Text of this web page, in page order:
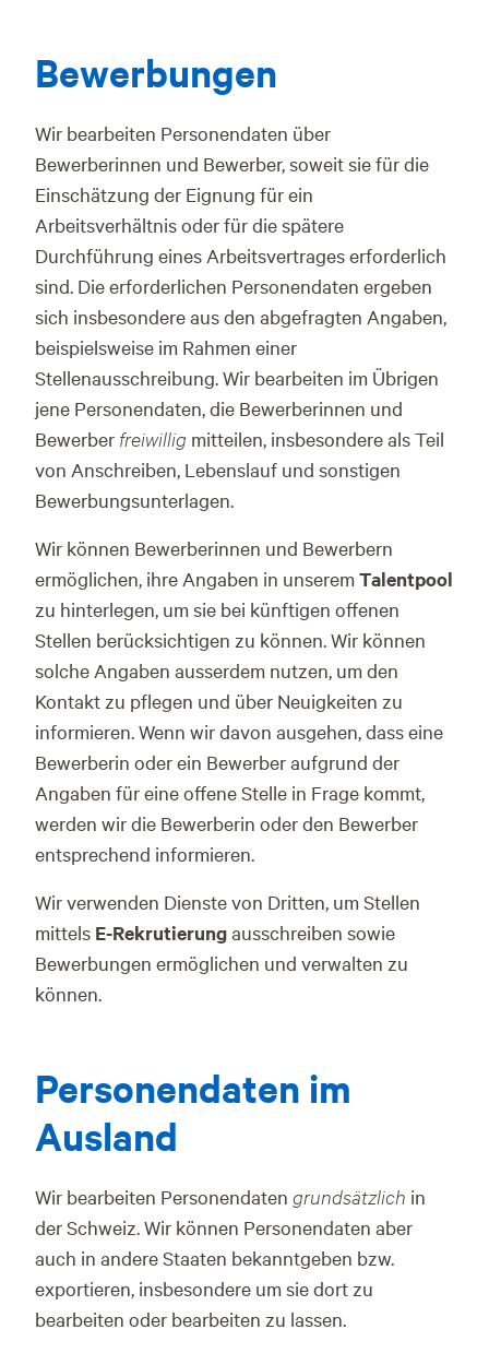
Bewerbungen
Wir bearbeiten Personendaten über
Bewerberinnen und Bewerber, soweit sie für die
Einschätzung der Eignung für ein
Arbeitsverhältnis oder für die spätere
Durchführung eines Arbeitsvertrages erforderlich
sind. Die erforderlichen Personendaten ergeben
sich insbesondere aus den abgefragten Angaben,
beispielsweise im Rahmen einer
Stellenausschreibung. Wir bearbeiten im Übrigen
jene Personendaten, die Bewerberinnen und
Bewerber freiwillig mitteilen, insbesondere als Teil
von Anschreiben, Lebenslauf und sonstigen
Bewerbungsunterlagen.
Wir können Bewerberinnen und Bewerbern
ermöglichen, ihre Angaben in unseremTalentpool
zu hinterlegen, um sie bei künftigen offenen
Stellen berücksichtigen zu können. Wir können
solche Angaben ausserdem nutzen, um den
Kontakt zu pflegen und über Neuigkeiten zu
informieren. Wenn wir davon ausgehen, dass eine
Bewerberin oder ein Bewerber aufgrund der
Angaben für eine offene Stelle in Frage kommt,
werden wir die Bewerberin oder den Bewerber
entsprechend informieren.
Wir verwenden Dienste von Dritten, um Stellen
mittels E-Rekrutierungausschreiben sowie
Bewerbungen ermöglichen und verwalten zu
können.
Personendaten im
Ausland
Wir bearbeiten Personendaten grundsätzlich in
der Schweiz. Wir können Personendaten aber
auch in andere Staaten bekanntgeben bzw.
exportieren, insbesondere um sie dort zu
bearbeiten oder bearbeiten zu lassen.